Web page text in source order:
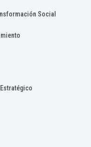
Social